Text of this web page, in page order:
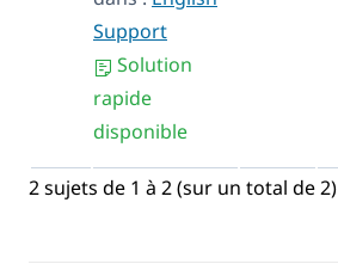
Support
Solution
rapide
disponible
2 sujets de 1 à 2 (sur un total de 2)